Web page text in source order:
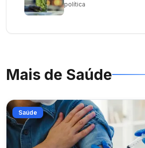
política
Mais de Saúde
Saúde